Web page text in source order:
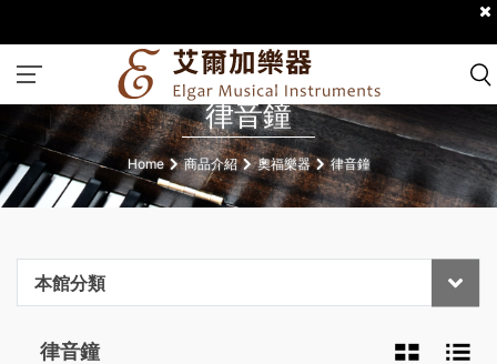
律音鐘
Home 商品介紹 奧福樂器 律音鐘
本館分類
律音鐘